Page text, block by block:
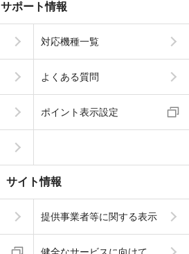
サポート情報
対応機種一覧
よくある質問
ポイント表示設定
サイト情報
提供事業者等に関する表示